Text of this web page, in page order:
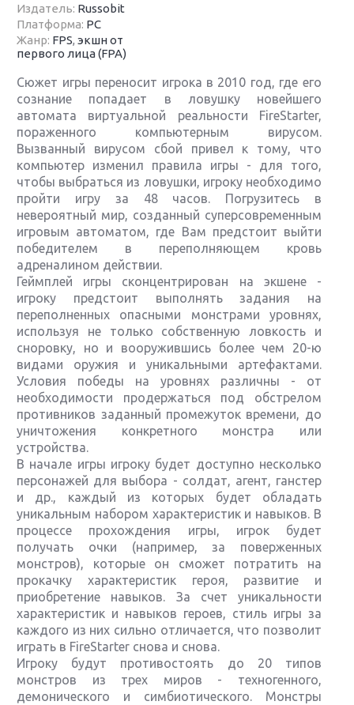
Издатель: Russobit
Платформа: PC
Жанр: FPS,экшн от
первого лица (FPA)
Сюжет игры переносит игрока в 2010 год, где его
сознание попадает в ловушку новейшего
автомата виртуальной реальности FireStarter,
пораженного компьютерным вирусом.
Вызванный вирусом сбой привел к тому, что
компьютер изменил правила игры - для того,
чтобы выбраться из ловушки, игроку необходимо
пройти игру за 48 часов. Погрузитесь в
невероятный мир, созданный суперсовременным
игровым автоматом, где Вам предстоит выйти
победителем в переполняющем кровь
адреналином действии.
Геймплей игры сконцентрирован на экшене -
игроку предстоит выполнять задания на
переполненных опасными монстрами уровнях,
используя не только собственную ловкость и
сноровку, но и вооружившись более чем 20-ю
видами оружия и уникальными артефактами.
Условия победы на уровнях различны - от
необходимости продержаться под обстрелом
противников заданный промежуток времени, до
уничтожения конкретного монстра или
устройства.
В начале игры игроку будет доступно несколько
персонажей для выбора - солдат, агент, ганстер
и др., каждый из которых будет обладать
уникальным набором характеристик и навыков. В
процессе прохождения игры, игрок будет
получать очки (например, за поверженных
монстров), которые он сможет потратить на
прокачку характеристик героя, развитие и
приобретение навыков. За счет уникальности
характеристик и навыков героев, стиль игры за
каждого из них сильно отличается, что позволит
играть в FireStarter снова и снова.
Игроку будут противостоять до 20 типов
монстров из трех миров - техногенного,
демонического и симбиотического. Монстры